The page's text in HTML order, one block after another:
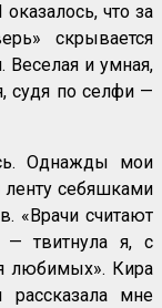
что за
скрывается
Веселая и умная,
судя по селфи —
Однажды мои
ленту себяшками
«Врачи считают
— твитнула я, с
любимых». Кира
мне